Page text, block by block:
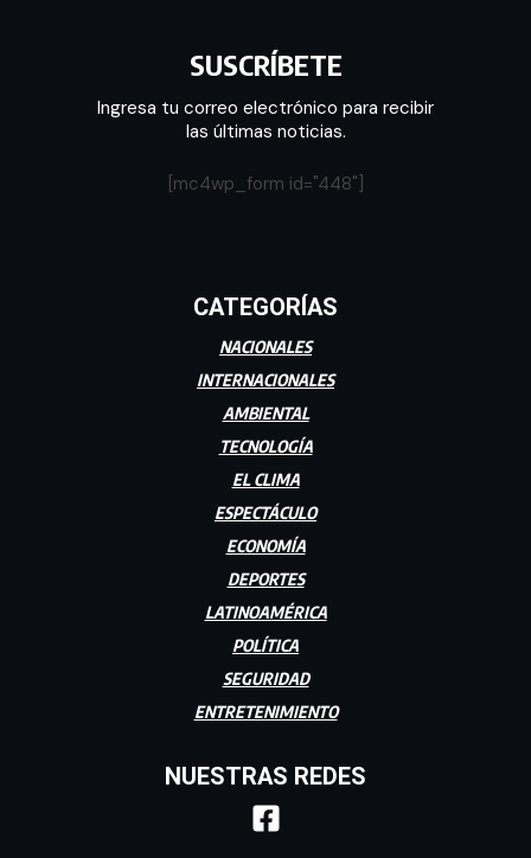
SUSCRÍBETE
Ingresa tu correo electrónico para recibir
las últimas noticias.
[mc4wp_form id="448"]
CATEGORÍAS
NACIONALES
INTERNACIONALES
AMBIENTAL
TECNOLOGÍA
EL CLIMA
ESPECTÁCULO
ECONOMÍA
DEPORTES
LATINOAMÉRICA
POLÍTICA
SEGURIDAD
ENTRETENIMIENTO
NUESTRAS REDES